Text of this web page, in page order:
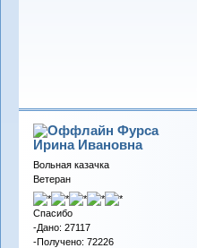
Фурса
Ирина Ивановна
Вольная казачка
Ветеран
Спасибо
-Дано: 27117
-Получено: 72226